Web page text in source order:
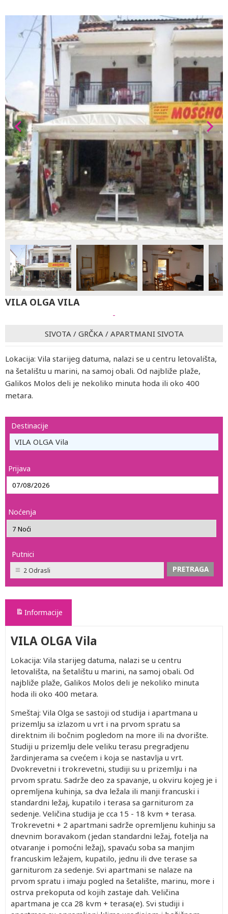
VILA OLGA VILA
-
SIVOTA / GRČKA / APARTMANI SIVOTA
Lokacija: Vila starijeg datuma, nalazi se u centru letovališta,
na šetalištu u marini, na samoj obali. Od najbliže plaže,
Galikos Molos deli je nekoliko minuta hoda ili oko 400
metara.
Destinacije
VILA OLGA Vila
Prijava
Noćenja
Putnici
2 Odrasli
Informacije
VILA OLGA Vila
Lokacija: Vila starijeg datuma, nalazi se u centru
letovališta, na šetalištu u marini, na samoj obali. Od
najbliže plaže, Galikos Molos deli je nekoliko minuta
hoda ili oko 400 metara.
Smeštaj: Vila Olga se sastoji od studija i apartmana u
prizemlju sa izlazom u vrt i na prvom spratu sa
direktnim ili bočnim pogledom na more ili na dvorište.
Studiji u prizemlju dele veliku terasu pregradjenu
žardinjerama sa cvećem i koja se nastavlja u vrt.
Dvokrevetni i trokrevetni, studiji su u prizemlju i na
prvom spratu. Sadrže deo za spavanje, u okviru kojeg je i
opremljena kuhinja, sa dva ležala ili manji francuski i
standardni ležaj, kupatilo i terasa sa garniturom za
sedenje. Veličina studija je cca 15 - 18 kvm + terasa.
Trokrevetni + 2 apartmani sadrže opremljenu kuhinju sa
dnevnim boravakom (jedan standardni ležaj, fotelja na
otvaranje i pomoćni ležaj), spavaću soba sa manjim
francuskim ležajem, kupatilo, jednu ili dve terase sa
garniturom za sedenje. Svi apartmani se nalaze na
prvom spratu i imaju pogled na šetalište, marinu, more i
ostrva prekoputa od kojih zastaje dah. Veličina
apartmana je cca 28 kvm + terasa(e). Svi studiji i